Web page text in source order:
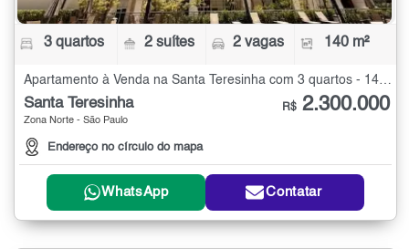
3 quartos 2 suítes 2 vagas 140 m²
Santa Teresinha
Zona Norte - São Paulo
Endereço no círculo do mapa
R$ 2.300.000
WhatsApp Contatar